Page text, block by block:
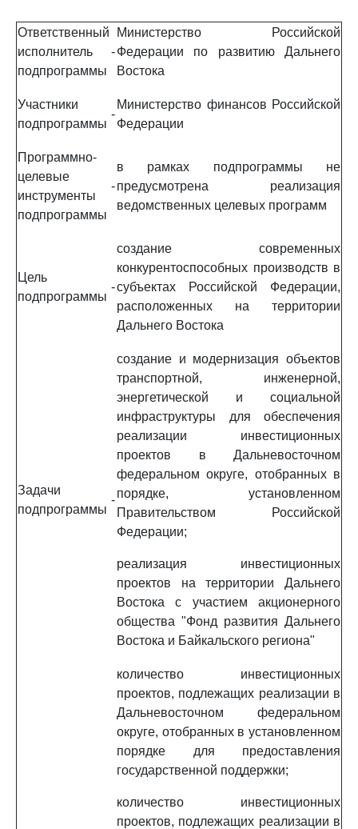
Ответственный
исполнитель
подпрограммы
-
Министерство Российской
Федерации по развитию Дальнего
Востока
Участники
подпрограммы
-
Министерство финансов Российской
Федерации
Программно-
целевые
инструменты
подпрограммы
-
в рамках подпрограммы не
предусмотрена реализация
ведомственных целевых программ
Цель
подпрограммы
-
создание современных
конкурентоспособных производств в
субъектах Российской Федерации,
расположенных на территории
Дальнего Востока
Задачи
подпрограммы
-
создание и модернизация объектов
транспортной, инженерной,
энергетической и социальной
инфраструктуры для обеспечения
реализации инвестиционных
проектов в Дальневосточном
федеральном округе, отобранных в
порядке, установленном
Правительством Российской
Федерации;
реализация инвестиционных
проектов на территории Дальнего
Востока с участием акционерного
общества "Фонд развития Дальнего
Востока и Байкальского региона"
количество инвестиционных
проектов, подлежащих реализации в
Дальневосточном федеральном
округе, отобранных в установленном
порядке для предоставления
государственной поддержки;
количество инвестиционных
проектов, подлежащих реализации в